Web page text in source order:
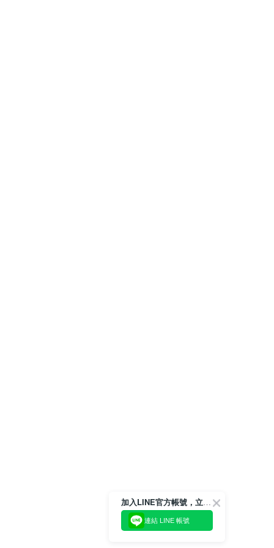
加入LINE官方帳號，立即獲得$100購物金!
連結 LINE 帳號